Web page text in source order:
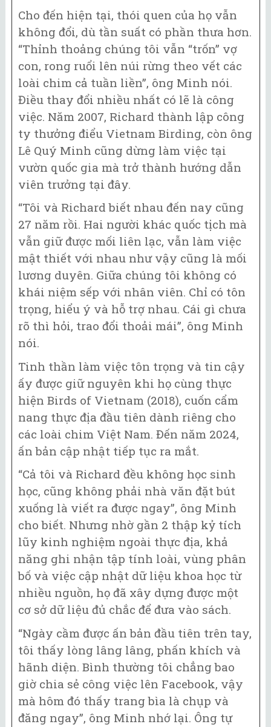
Cho đến hiện tại, thói quen của họ vẫn
không đổi, dù tần suất có phần thưa hơn.
“Thỉnh thoảng chúng tôi vẫn “trốn” vợ
con, rong ruổi lên núi rừng theo vết các
loài chim cả tuần liền”, ông Minh nói.
Điều thay đổi nhiều nhất có lẽ là công
việc. Năm 2007, Richard thành lập công
ty thưởng điểu Vietnam Birding, còn ông
Lê Quý Minh cũng dừng làm việc tại
vườn quốc gia mà trở thành hướng dẫn
viên trưởng tại đây.
“Tôi và Richard biết nhau đến nay cũng
27 năm rồi. Hai người khác quốc tịch mà
vẫn giữ được mối liên lạc, vẫn làm việc
mật thiết với nhau như vậy cũng là mối
lương duyên. Giữa chúng tôi không có
khái niệm sếp với nhân viên. Chỉ có tôn
trọng, hiểu ý và hỗ trợ nhau. Cái gì chưa
rõ thì hỏi, trao đổi thoải mái”, ông Minh
nói.
Tinh thần làm việc tôn trọng và tin cậy
ấy được giữ nguyên khi họ cùng thực
hiện Birds of Vietnam (2018), cuốn cẩm
nang thực địa đầu tiên dành riêng cho
các loài chim Việt Nam. Đến năm 2024,
ấn bản cập nhật tiếp tục ra mắt.
“Cả tôi và Richard đều không học sinh
học, cũng không phải nhà văn đặt bút
xuống là viết ra được ngay”, ông Minh
cho biết. Nhưng nhờ gần 2 thập kỷ tích
lũy kinh nghiệm ngoài thực địa, khả
năng ghi nhận tập tính loài, vùng phân
bố và việc cập nhật dữ liệu khoa học từ
nhiều nguồn, họ đã xây dựng được một
cơ sở dữ liệu đủ chắc để đưa vào sách.
“Ngày cầm được ấn bản đầu tiên trên tay,
tôi thấy lòng lâng lâng, phấn khích và
hãnh diện. Bình thường tôi chẳng bao
giờ chia sẻ công việc lên Facebook, vậy
mà hôm đó thấy trang bìa là chụp và
đăng ngay”, ông Minh nhớ lại. Ông tự